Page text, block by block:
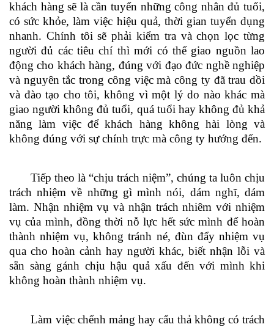
khách hàng sẽ là cần tuyển những công nhân đủ tuổi,
có sức khỏe, làm việc hiệu quả, thời gian tuyển dụng
nhanh. Chính tôi sẽ phải kiểm tra và chọn lọc từng
người đủ các tiêu chí thì mới có thể giao nguồn lao
động cho khách hàng, đúng với đạo đức nghề nghiệp
và nguyên tắc trong công việc mà công ty đãtrau dồi
và đào tạo cho tôi, không vì một lý do nào khác mà
giao người không đủ tuổi, quá tuổi hay không đủ khả
năng làm việc để khách hàng không hài lòng và
không đúng với sự chính trực mà công ty hướng đến.
Tiếp theo là “chịu trách niệm”, chúng ta luôn chịu
trách nhiệm về những gì mình nói, dám nghĩ, dám
làm. Nhận nhiệm vụ và nhận trách nhiêm với nhiệm
vụ của mình, đồng thời nỗ lực hết sức mình để hoàn
thành nhiệm vụ, không tránh né, đùn đẩy nhiệm vụ
qua cho hoàn cảnh hay người khác, biết nhận lỗi và
sẵn sàng gánh chịu hậu quả xấu đến với mình khi
không hoàn thành nhiệm vụ.
Làm việc chểnh mảng hay cẩu thả không có trách